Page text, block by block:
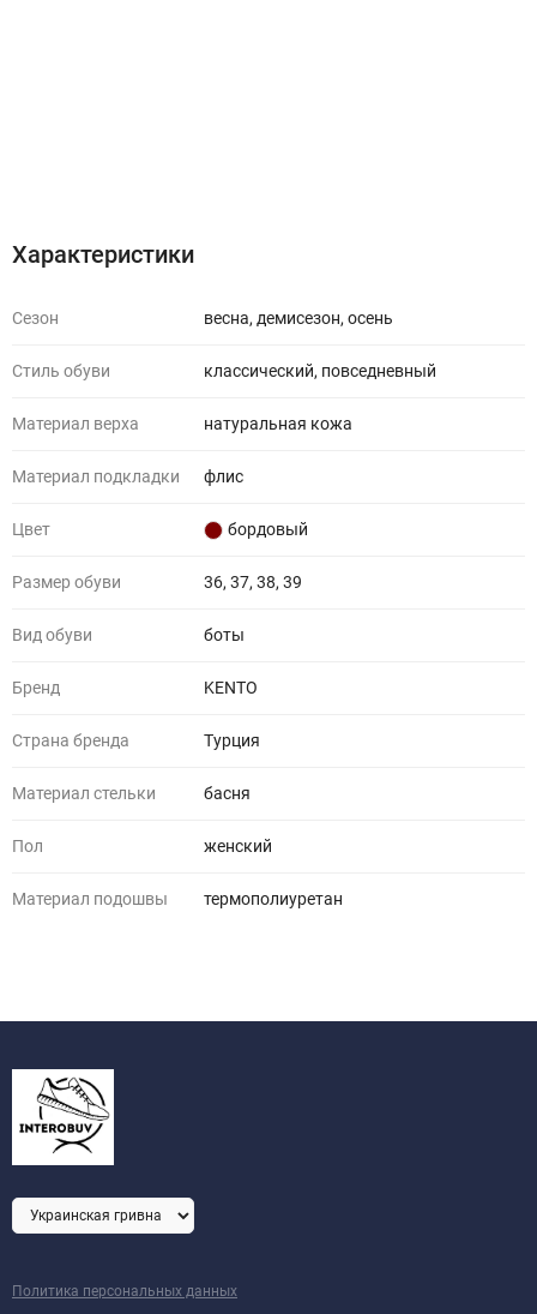
Характеристики
Сезон весна, демисезон, осень
Стиль обуви классический, повседневный
Материал верха натуральная кожа
Материал подкладки флис
Цвет бордовый
Размер обуви 36, 37, 38, 39
Вид обуви боты
Бренд KENTO
Страна бренда Турция
Материал стельки басня
Пол женский
Материал подошвы термополиуретан
Политика персональных данных